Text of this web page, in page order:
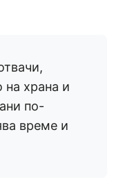
на храна и
по-
време и